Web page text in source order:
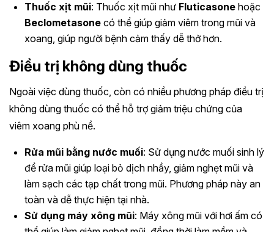
Thuốc xịt mũi: Thuốc xịt mũi như Fluticasone hoặc
Beclometasone có thể giúp giảm viêm trong mũi và
xoang, giúp người bệnh cảm thấy dễ thở hơn.
Điều trị không dùng thuốc
Ngoài việc dùng thuốc, còn có nhiều phương pháp điều trị
không dùng thuốc có thể hỗ trợ giảm triệu chứng của
viêm xoang phù nề.
Rửa mũi bằng nước muối: Sử dụng nước muối sinh lý
để rửa mũi giúp loại bỏ dịch nhầy, giảm nghẹt mũi và
làm sạch các tạp chất trong mũi. Phương pháp này an
toàn và dễ thực hiện tại nhà.
Sử dụng máy xông mũi: Máy xông mũi với hơi ấm có